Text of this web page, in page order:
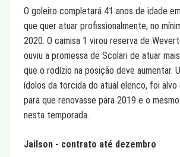
O goleiro completará 41 anos de idade
que quer atuar profissionalmente, no
2020. O camisa 1 virou reserva de
ouviu a promessa de Scolari de atuar
que o rodízio na posição deve aumentar.
ídolos da torcida do atual elenco, foi alvo
para que renovasse para 2019 e o
nesta temporada.
Jailson - contrato até dezembro